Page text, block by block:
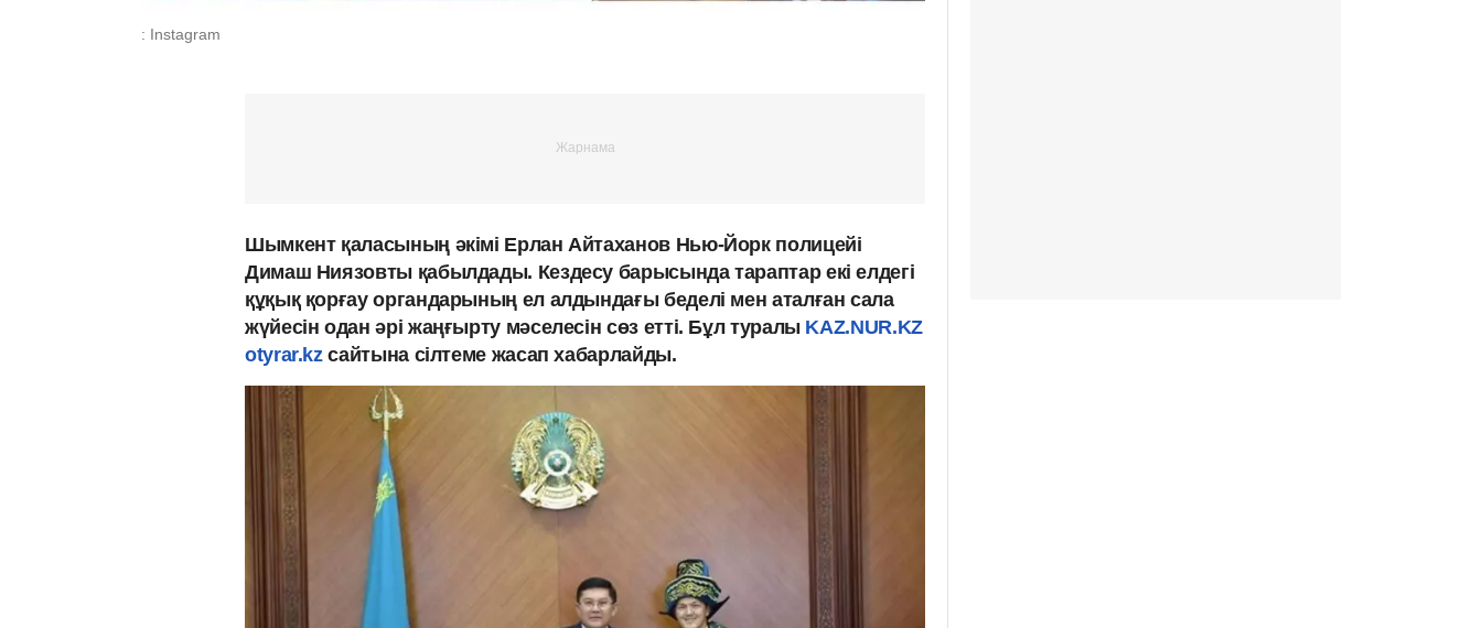
: Instagram
Шымкент қаласының әкімі Ерлан Айтаханов Нью-Йорк полицейі
Димаш Ниязовты қабылдады. Кездесу барысында тараптар екі елдегі
құқық қорғау органдарының ел алдындағы беделі мен аталған сала
жүйесін одан әрі жаңғырту мәселесін сөз етті. Бұл туралыKAZ.NUR.KZ
otyrar.kzсайтына сілтеме жасап хабарлайды.